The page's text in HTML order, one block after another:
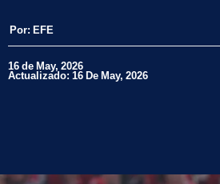
Por: EFE
16 de May, 2026
Actualizado: 16 De May, 2026